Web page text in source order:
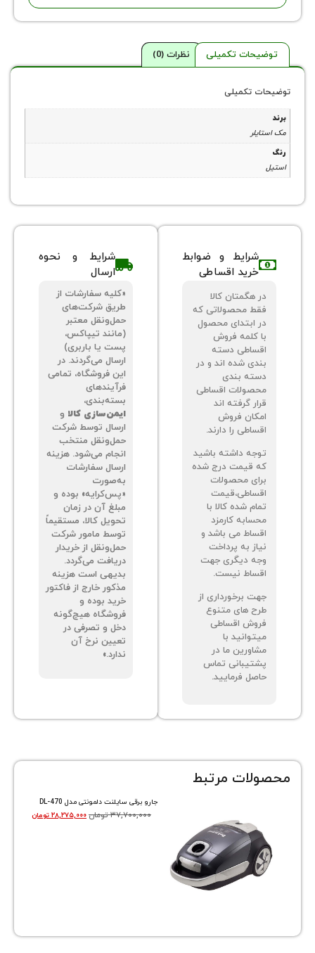
تکمیلی نظرات (0)
تکمیلی
شرایط و ضوابط
خرید اقساطی
محصولاتی که
ابتدای محصول
شده اند و در
اقساطی
را دارند.
داشته باشید
قیمت درج شده
شده کالا با
می باشد و
به پرداخت
دیگری جهت
برخورداری از
های متنوع
تماس
شرایط و نحوه
«کلیه سفارشات از
طریق شرکت‌های
حمل‌ونقل معتبر
(مانند تیپاکس،
پست یا باربری)
ارسال می‌گردند. در
این فروشگاه، تمامی
ایمن‌سازی کالاو
ارسال توسط شرکت
حمل‌ونقل منتخب
انجام می‌شود. هزینه
ارسال سفارشات
«پس‌کرایه» بوده و
مبلغ آن در زمان
تحویل کالا، مستقیماً
توسط مامور شرکت
حمل‌ونقل از خریدار
دریافت می‌گردد.
بدیهی است هزینه
مذکور خارج از فاکتور
فروشگاه هیچ‌گونه
دخل و تصرفی در
مرتبط
جارو برقی سایلنت دلمونتی مدل DL-470
تومان ۲۸,۲۷۵,۰۰۰ تومان